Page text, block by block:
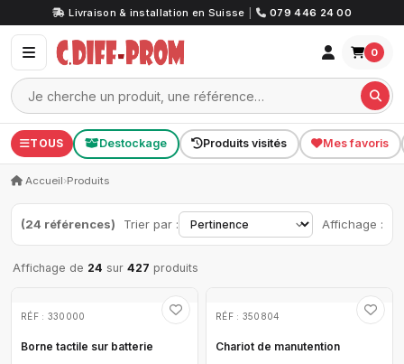
Livraison & installation en Suisse 079 446 24 00
0
TOUS Destockage Produits visités Mes favoris
Accueil›Produits
(24 références) Trier par : Affichage :
Affichage de 24 sur 427 produits
RÉF : 330000
Borne tactile sur batterie
RÉF : 350804
Chariot de manutention